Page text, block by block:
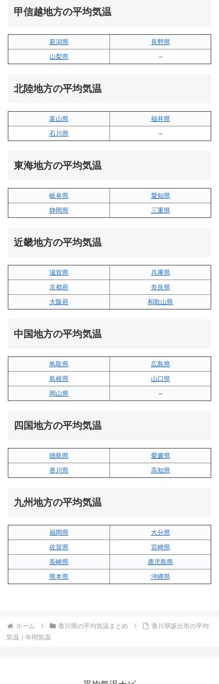
甲信越地方の平均気温
新潟県
長野県
山梨県
–
北陸地方の平均気温
富山県
福井県
石川県
–
東海地方の平均気温
岐阜県
愛知県
静岡県
三重県
近畿地方の平均気温
滋賀県
兵庫県
京都府
奈良県
大阪府
和歌山県
中国地方の平均気温
鳥取県
広島県
島根県
山口県
岡山県
–
四国地方の平均気温
徳島県
愛媛県
香川県
高知県
九州地方の平均気温
福岡県
大分県
佐賀県
宮崎県
長崎県
鹿児島県
熊本県
沖縄県
ホーム 香川県の平均気温まとめ
香川県坂出市の平均
気温｜年間気温